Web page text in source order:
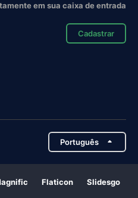
em sua caixa de entrada
Cadastrar
Português
Flaticon Slidesgo